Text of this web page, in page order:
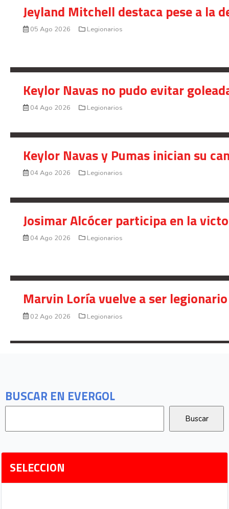
BUSCAR EN EVERGOL
SELECCION
Jeyland Mitchell destaca pese a la
05 Ago 2026 Legionarios
Keylor Navas no pudo evitar
04 Ago 2026 Legionarios
Keylor Navas y Pumas inician su
04 Ago 2026 Legionarios
Josimar Alcócer participa en la
04 Ago 2026 Legionarios
Marvin Loría vuelve a ser
02 Ago 2026 Legionarios